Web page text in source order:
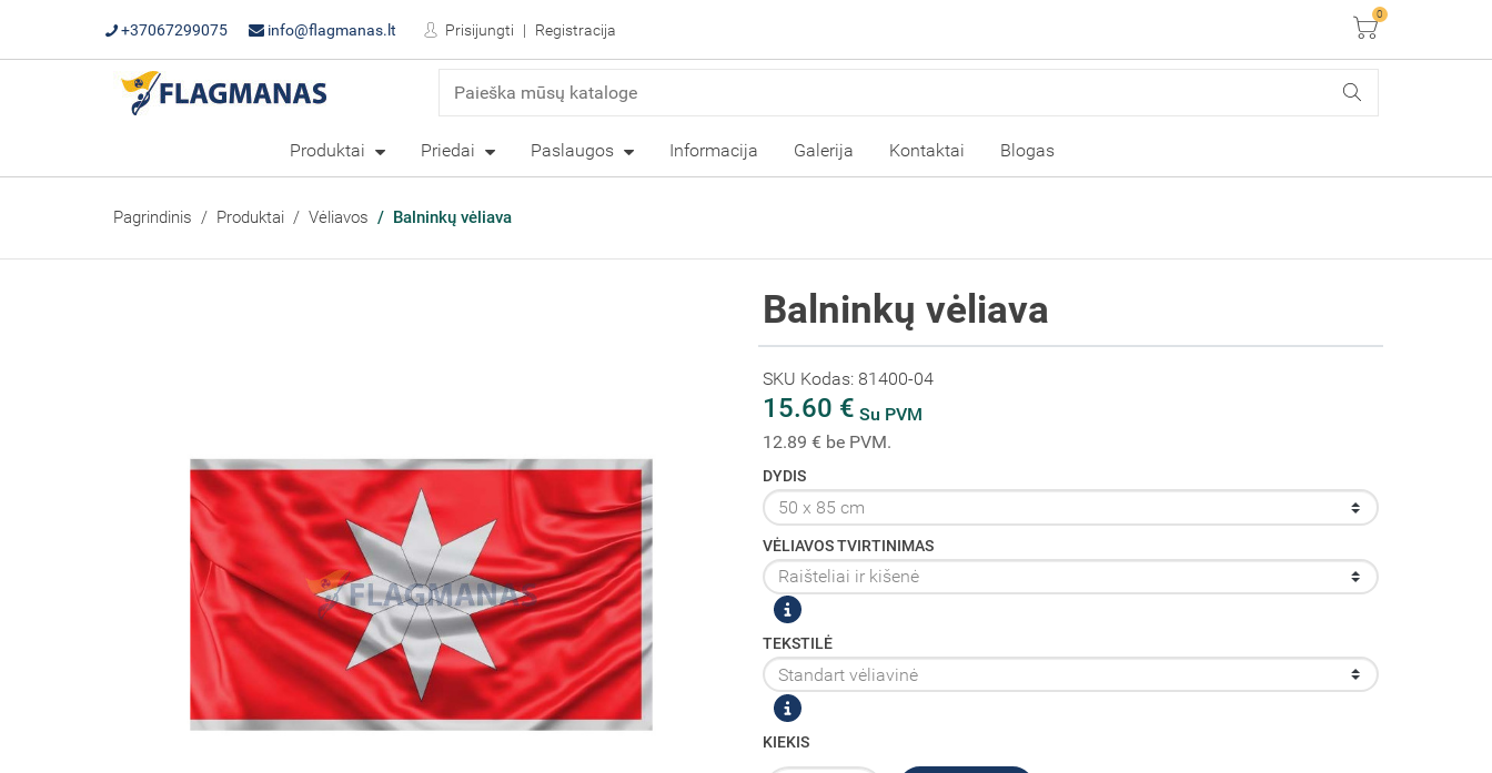
+37067299075 info@flagmanas.lt Prisijungti Registracija Krepšelis
0
Produktai Priedai Paslaugos Informacija Galerija Kontaktai Blogas
Pagrindinis Produktai Vėliavos Balninkų vėliava
Balninkų vėliava
SKU Kodas: 81400-04
15.60 € Su PVM
12.89 € be PVM.
DYDIS
VĖLIAVOS TVIRTINIMAS
TEKSTILĖ
KIEKIS